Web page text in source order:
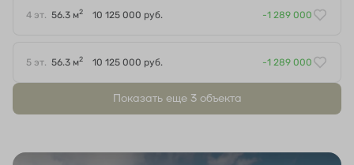
4 эт. 56.3 м2 10 125 000 руб. -1 289 000
5 эт. 56.3 м2 10 125 000 руб. -1 289 000
Показать еще 3 объектa